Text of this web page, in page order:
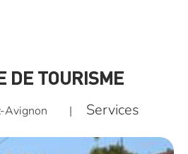
DE TOURISME
Avignon | Services